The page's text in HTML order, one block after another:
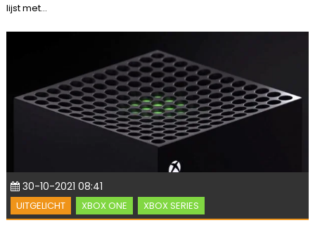
lijst met...
30-10-2021 08:41
UITGELICHT XBOX ONE XBOX SERIES